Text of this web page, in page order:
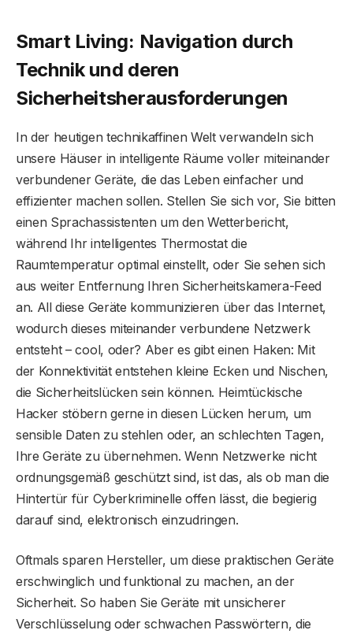
Smart Living: Navigation durch
Technik und deren
Sicherheitsherausforderungen
In der heutigen technikaffinen Welt verwandeln sich
unsere Häuser in intelligente Räume voller miteinander
verbundener Geräte, die das Leben einfacher und
effizienter machen sollen. Stellen Sie sich vor, Sie bitten
einen Sprachassistenten um den Wetterbericht,
während Ihr intelligentes Thermostat die
Raumtemperatur optimal einstellt, oder Sie sehen sich
aus weiter Entfernung Ihren Sicherheitskamera-Feed
an. All diese Geräte kommunizieren über das Internet,
wodurch dieses miteinander verbundene Netzwerk
entsteht – cool, oder? Aber es gibt einen Haken: Mit
der Konnektivität entstehen kleine Ecken und Nischen,
die Sicherheitslücken sein können. Heimtückische
Hacker stöbern gerne in diesen Lücken herum, um
sensible Daten zu stehlen oder, an schlechten Tagen,
Ihre Geräte zu übernehmen. Wenn Netzwerke nicht
ordnungsgemäß geschützt sind, ist das, als ob man die
Hintertür für Cyberkriminelle offen lässt, die begierig
darauf sind, elektronisch einzudringen.
Oftmals sparen Hersteller, um diese praktischen Geräte
erschwinglich und funktional zu machen, an der
Sicherheit. So haben Sie Geräte mit unsicherer
Verschlüsselung oder schwachen Passwörtern, die